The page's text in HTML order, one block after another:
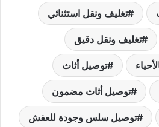
تغليف ونقل استثنائي
تغليف ونقل دقيق
توصيل أثاث
توصيل أثاث مضمون
توصيل سلس وجودة للعفش